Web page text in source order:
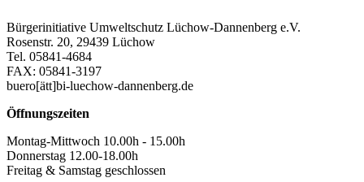
Bürgerinitiative Umweltschutz Lüchow-Dannenberg e.V.
Rosenstr. 20, 29439 Lüchow
Tel. 05841-4684
FAX: 05841-3197
buero[ätt]bi-luechow-dannenberg.de
Öffnungszeiten
Montag-Mittwoch 10.00h - 15.00h
Donnerstag 12.00-18.00h
Freitag & Samstag geschlossen